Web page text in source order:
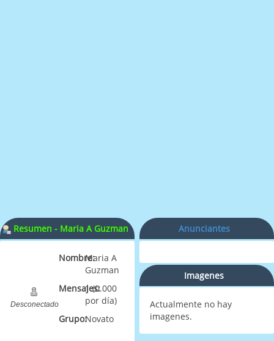
Resumen - Maria A Guzman
Desconectado
Nombre:Maria A
Guzman
Mensajes:1 (0.000
por día)
Grupo:Novato
Anunciantes
Imagenes
Actualmente no hay
imagenes.